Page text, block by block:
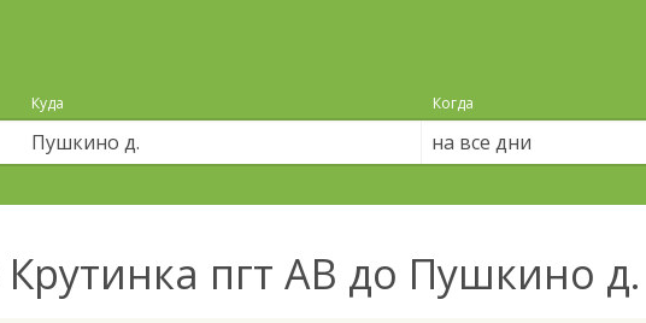
Куда Когда
на все дни
Крутинка пгт АВ до Пушкино д.